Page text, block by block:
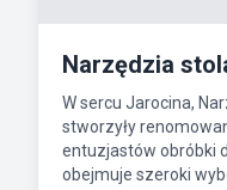
Narzędzia
W sercu Jarocina,
stworzyły
entuzjastów obróbki
obejmuje szeroki